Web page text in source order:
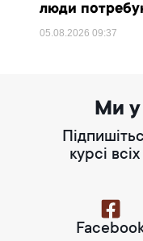
люди
05.08.202609:37
Ми
курсі